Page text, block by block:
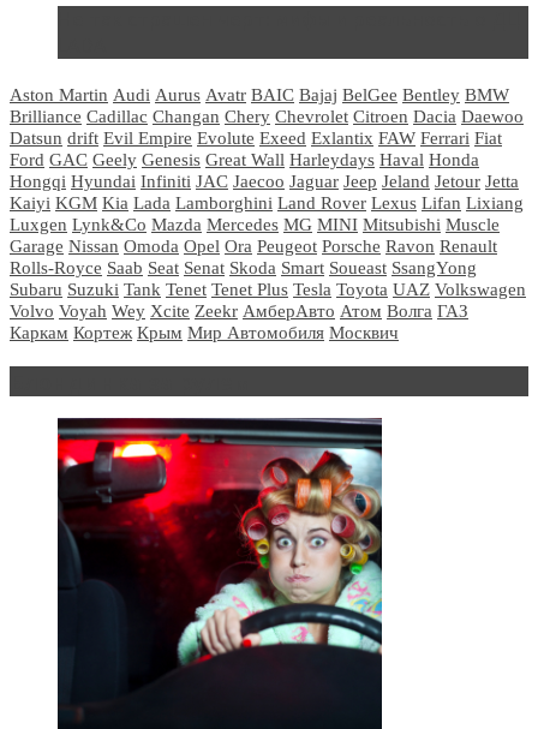
Aston Martin Audi Aurus Avatr BAIC Bajaj BelGee Bentley BMW
Brilliance Cadillac Changan Chery Chevrolet Citroen Dacia Daewoo
Datsun drift Evil Empire Evolute Exeed Exlantix FAW Ferrari Fiat
Ford GAC Geely Genesis Great Wall Harleydays Haval Honda
Hongqi Hyundai Infiniti JAC Jaecoo Jaguar Jeep Jeland Jetour Jetta
Kaiyi KGM Kia Lada Lamborghini Land Rover Lexus Lifan Lixiang
Luxgen Lynk&Co Mazda Mercedes MG MINI Mitsubishi Muscle
Garage Nissan Omoda Opel Ora Peugeot Porsche Ravon Renault
Rolls-Royce Saab Seat Senat Skoda Smart Soueast SsangYong
Subaru Suzuki Tank Tenet Tenet Plus Tesla Toyota UAZ Volkswagen
Volvo Voyah Wey Xcite Zeekr АмберАвто Атом Волга ГАЗ
Каркам Кортеж Крым Мир Автомобиля Москвич